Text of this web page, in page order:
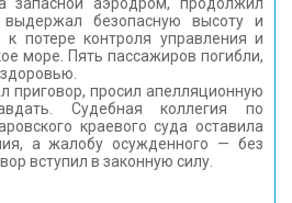
безопасную высоту и
к потере контроля управления и
море. Пять пассажиров погибли,
приговор, просил апелляционную
Судебная коллегия по
краевого суда оставила
а жалобу осужденного — без
вступил в законную силу.